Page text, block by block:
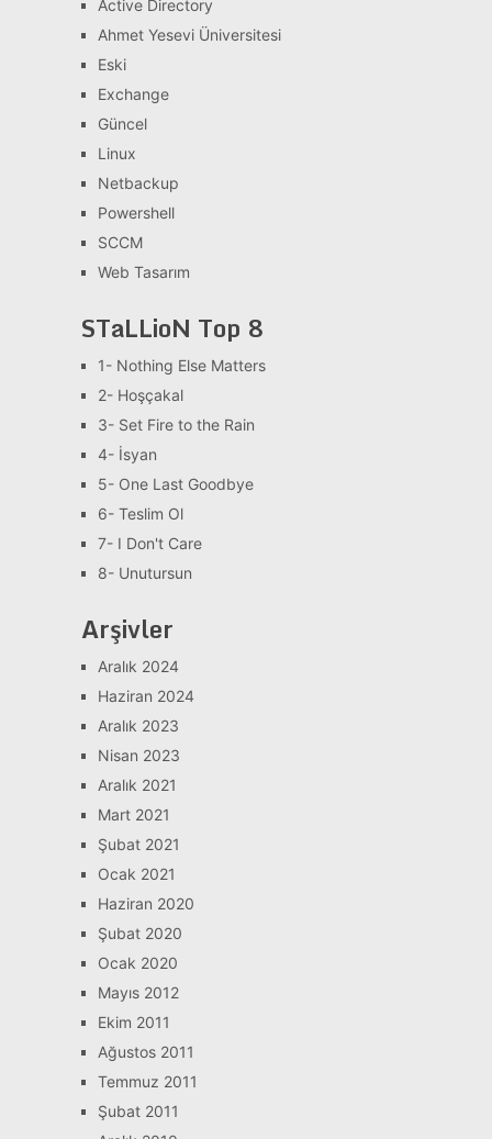
Active Directory
Ahmet Yesevi Üniversitesi
Eski
Exchange
Güncel
Linux
Netbackup
Powershell
SCCM
Web Tasarım
STaLLioN Top 8
1- Nothing Else Matters
2- Hoşçakal
3- Set Fire to the Rain
4- İsyan
5- One Last Goodbye
6- Teslim Ol
7- I Don't Care
8- Unutursun
Arşivler
Aralık 2024
Haziran 2024
Aralık 2023
Nisan 2023
Aralık 2021
Mart 2021
Şubat 2021
Ocak 2021
Haziran 2020
Şubat 2020
Ocak 2020
Mayıs 2012
Ekim 2011
Ağustos 2011
Temmuz 2011
Şubat 2011